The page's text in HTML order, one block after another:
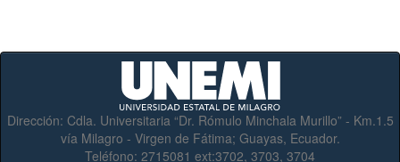
Dirección: Cdla. Universitaria “Dr. Rómulo Minchala Murillo” - Km.1.5
vía Milagro - Virgen de Fátima; Guayas, Ecuador.
Teléfono: 2715081 ext:3702, 3703, 3704